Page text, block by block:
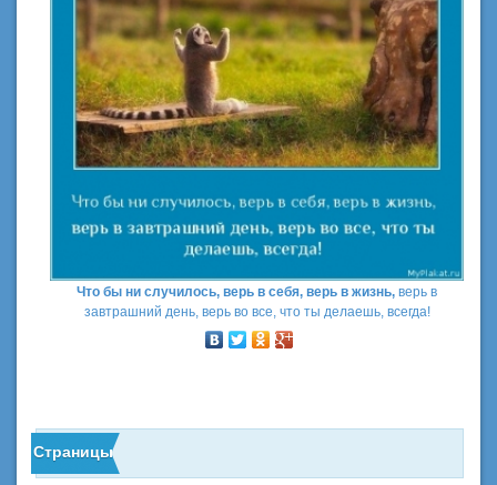
Что бы ни случилось, верь в себя, верь в жизнь, верь в
завтрашний день, верь во все, что ты делаешь, всегда!
Страницы